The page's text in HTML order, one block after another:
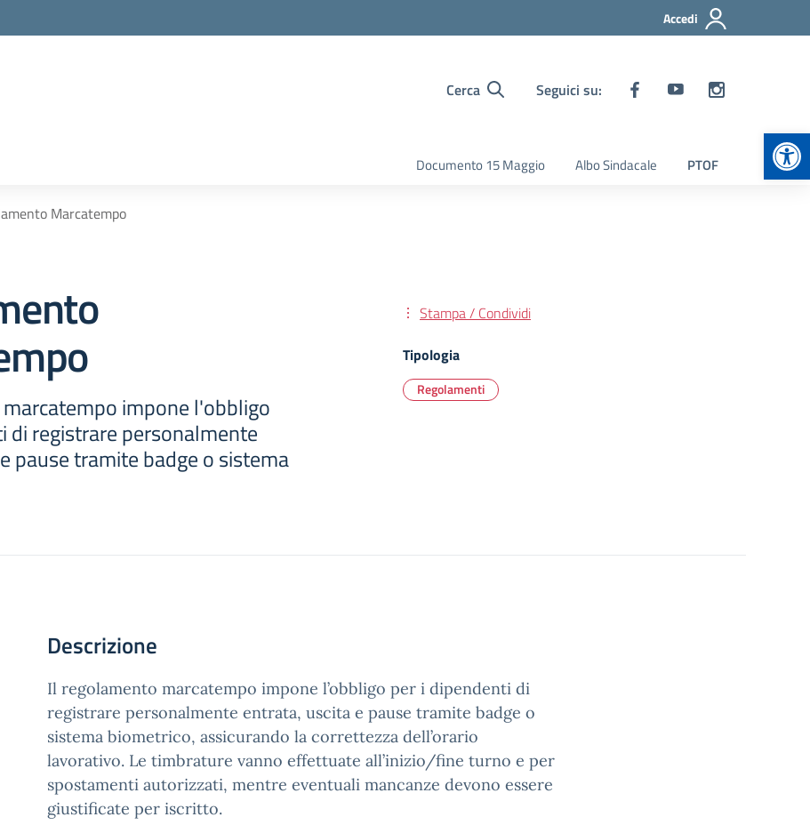
Accedi
Cerca Seguici su:
Documento 15 Maggio Albo Sindacale PTOF
Marcatempo
impone l'obbligo
di registrare personalmente
pause tramite badge o sistema
Stampa / Condividi
Tipologia
Regolamenti
Descrizione
Il regolamento marcatempo impone l’obbligo per i dipendenti di
registrare personalmente entrata, uscita e pause tramite badge o
sistema biometrico, assicurando la correttezza dell’orario
lavorativo. Le timbrature vanno effettuate all’inizio/fine turno e per
spostamenti autorizzati, mentre eventuali mancanze devono essere
giustificate per iscritto.